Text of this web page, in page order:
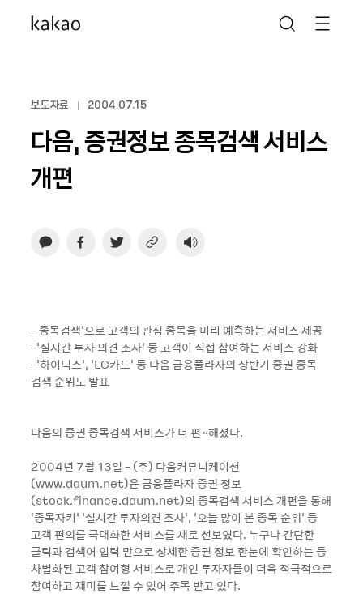
보도자료 2004.07.15
다음, 증권정보 종목검색 서비스
개편
- 종목검색’으로 고객의 관심 종목을 미리 예측하는 서비스 제공
-‘실시간 투자 의견 조사’ 등 고객이 직접 참여하는 서비스 강화
-‘하이닉스’, ‘LG카드’ 등 다음 금융플라자의 상반기 증권 종목
검색 순위도 발표
다음의 증권 종목검색 서비스가 더 편~해졌다.
2004년 7월 13일 - (주) 다음커뮤니케이션
(www.daum.net)은 금융플라자 증권 정보
(stock.finance.daum.net)의 종목검색 서비스 개편을 통해
‘종목자키’ ‘실시간 투자의견 조사’, ‘오늘 많이 본 종목 순위’ 등
고객 편의를 극대화한 서비스를 새로 선보였다. 누구나 간단한
클릭과 검색어 입력 만으로 상세한 증권 정보 한눈에 확인하는 등
차별화된 고객 참여형 서비스로 개인 투자자들이 더욱 적극적으로
참여하고 재미를 느낄 수 있어 주목 받고 있다.